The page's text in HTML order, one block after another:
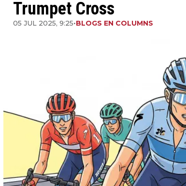
Trumpet Cross
05 JUL 2025, 9:25•BLOGS EN COLUMNS